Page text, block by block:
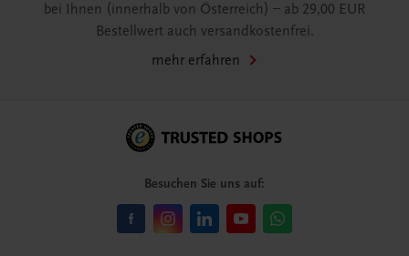
bei Ihnen (innerhalb von Österreich) – ab 29,00 EUR
Bestellwert auch versandkostenfrei.
mehr erfahren
Besuchen Sie uns auf: